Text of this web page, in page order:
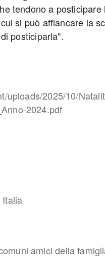
tendono a posticipare
si può affiancare la
posticiparla".
uploads/2025/10/
2024.pdf
Italia
amici della